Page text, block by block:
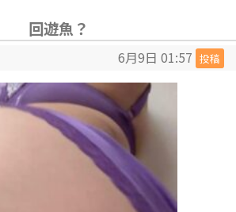
回遊魚？
6月9日 01:57 投稿